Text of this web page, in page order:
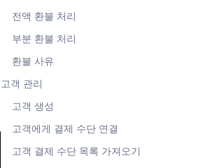
전액 환불 처리
부분 환불 처리
환불 사유
고객 관리
고객 생성
고객에게 결제 수단 연결
고객 결제 수단 목록 가져오기